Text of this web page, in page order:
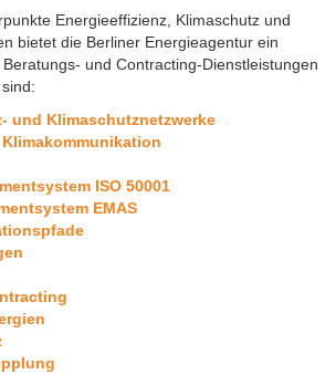
Energieeffizienz, Klimaschutz und
bietet die Berliner Energieagentur ein
und Contracting-Dienstleistungen
und Klimaschutznetzwerke
ISO 50001
EMAS